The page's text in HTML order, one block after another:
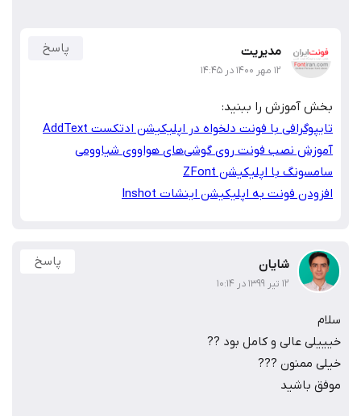
مدیریت
۱۲ مهر ۱۴۰۰ در ۱۴:۴۵
پاسخ
بخش آموزش را ببنید:
تایپوگرافی با فونت دلخواه در اپلیکیشن ادتکست AddText
آموزش نصب فونت روی گوشی‌های هواووی شیاوومی
سامسونگ با اپلیکیشن ZFont
افزودن فونت به اپلیکیشن اینشات Inshot
شایان
۱۲ تیر ۱۳۹۹ در ۱۰:۱۴
پاسخ
سلام
خیییلی عالی و کامل بود ??
خیلی ممنون ???
موفق باشید